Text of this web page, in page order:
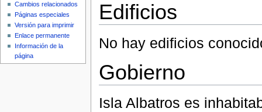
Edificios
No hay edificios
Gobierno
Isla Albatros es
Cambios relacionados
Páginas especiales
Versión para imprimir
Enlace permanente
Información de la
página